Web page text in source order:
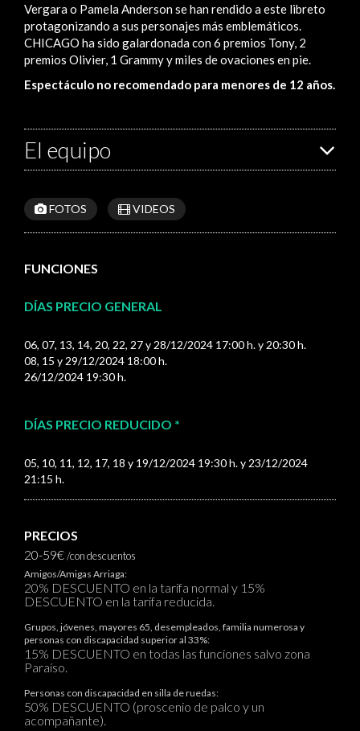
Vergara o Pamela Anderson se han rendido a este libreto
protagonizando a sus personajes más emblemáticos.
CHICAGO ha sido galardonada con 6 premios Tony, 2
premios Olivier, 1 Grammy y miles de ovaciones en pie.
Espectáculo no recomendado para menores de 12 años.
El equipo
FOTOS VIDEOS
FUNCIONES
DÍAS PRECIO GENERAL
06, 07, 13, 14, 20, 22, 27 y 28/12/2024 17:00 h. y 20:30 h.
08, 15 y 29/12/2024 18:00 h.
26/12/2024 19:30 h.
DÍAS PRECIO REDUCIDO *
05, 10, 11, 12, 17, 18 y 19/12/2024 19:30 h. y 23/12/2024
21:15 h.
PRECIOS
20-59€/con descuentos
Amigos/Amigas Arriaga:
20% DESCUENTO en la tarifa normal y 15%
DESCUENTO en la tarifa reducida.
Grupos, jóvenes, mayores 65, desempleados, familia numerosa y
personas con discapacidad superior al 33%:
15% DESCUENTO en todas las funciones salvo zona
Paraíso.
Personas con discapacidad en silla de ruedas:
50% DESCUENTO (proscenio de palco y un
acompañante).